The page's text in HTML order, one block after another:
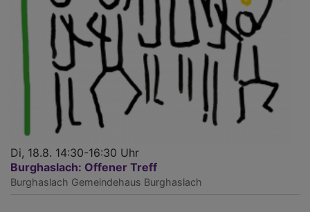
Di, 18.8. 14:30-16:30 Uhr
Burghaslach: Offener Treff
Burghaslach Gemeindehaus Burghaslach